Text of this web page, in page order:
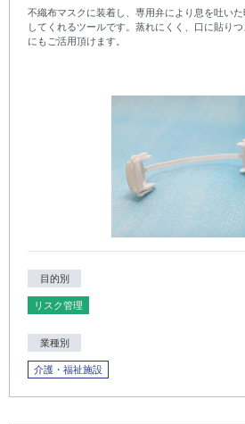
不織布マスクに装着し、専用弁により息を吐い
してくれるツールです。蒸れにくく、口に貼り
にもご活用頂けます。
目的別
リスク管理
業種別
介護・福祉施設